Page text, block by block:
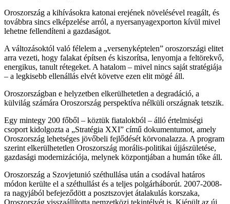
Oroszország a kihívásokra katonai erejének növelésével reagált, és
továbbra sincs elképzelése arról, a nyersanyagexporton kívül mivel
lehetne fellendíteni a gazdaságot.
A változásoktól való félelem a „versenyképtelen” oroszországi elitet
arra vezeti, hogy falakat építsen és kiszorítsa, lenyomja a feltörekvő,
energikus, tanult rétegeket. A hatalom – mivel nincs saját stratégiája
– a legkisebb ellenállás elvét követve ezen elit mögé áll.
Oroszországban e helyzetben elkerülhetetlen a degradáció, a
külvilág számára Oroszország perspektíva nélküli országnak tetszik.
Egy mintegy 200 főből – köztük fiatalokból – álló értelmiségi
csoport kidolgozta a „Stratégia XXI” című dokumentumot, amely
Oroszország lehetséges jövőbeli fejlődését körvonalazza. A program
szerint elkerülhetetlen Oroszország morális-politikai újjászületése,
gazdasági modernizációja, melynek központjában a humán tőke áll.
Oroszország a Szovjetunió széthullása után a csodával határos
módon kerülte el a széthullást és a teljes polgárháborút. 2007-2008-
ra nagyjából befejeződött a posztszovjet átalakulás korszaka,
Oroszország visszaállította nemzetközi tekintélyét is. Kiépült az új